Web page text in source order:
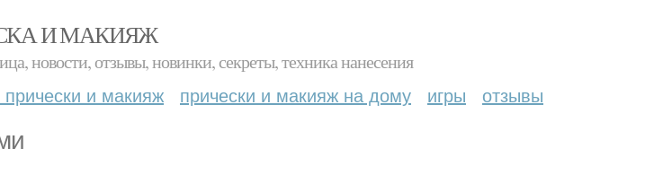
И МАКИЯЖ
новости, отзывы, новинки, секреты, техника нанесения
прически и макияж прически и макияж на дому игры отзывы